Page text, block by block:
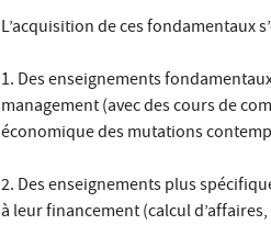
L’acquisition de ces fondamentaux
1. Des enseignements
management (avec des cours de
économique des mutations
2. Des enseignements plus
à leur financement (calcul